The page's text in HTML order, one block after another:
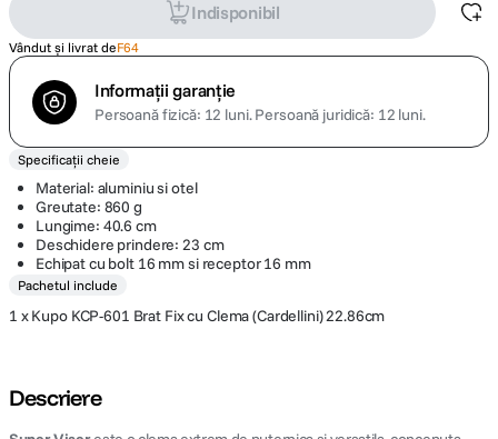
Indisponibil
Vândut și livrat deF64
Informații garanție
Persoană fizică: 12 luni.Persoană juridică: 12 luni.
Specificații cheie
Material: aluminiu si otel
Greutate: 860 g
Lungime: 40.6 cm
Deschidere prindere: 23 cm
Echipat cu bolt 16 mm si receptor 16 mm
Pachetul include
1 x Kupo KCP-601 Brat Fix cu Clema (Cardellini) 22.86cm
Descriere